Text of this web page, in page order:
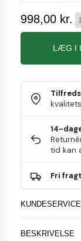
998,00 kr.
LÆG I
14-
tid kan
Fri
KUNDESERVICE
BESKRIVELSE